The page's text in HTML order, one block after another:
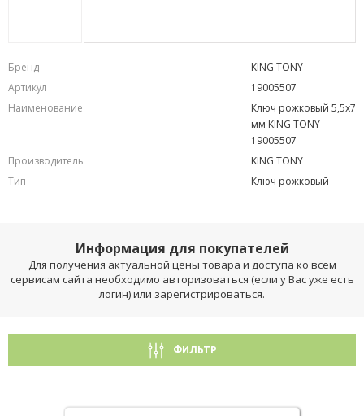
Бренд
KING TONY
Артикул
19005507
Наименование
Ключ рожковый 5,5x7
мм KING TONY
19005507
Производитель
KING TONY
Тип
Ключ рожковый
Информация для покупателей
Для получения актуальной цены товара и доступа ко всем
сервисам сайта необходимо авторизоваться (если у Вас уже есть
логин) или зарегистрироваться.
ФИЛЬТР